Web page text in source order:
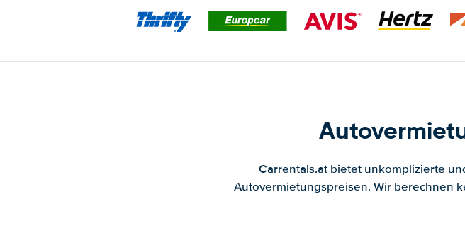
Carrentals.at bietet unkomplizierte
Autovermietungspreisen. Wir berechnen